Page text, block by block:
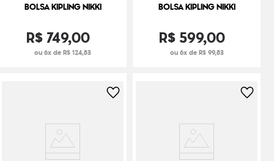
BOLSA KIPLING NIKKI
R$749,00
ou 6x de R$ 124,83
BOLSA KIPLING NIKKI
R$599,00
ou 6x de R$ 99,83